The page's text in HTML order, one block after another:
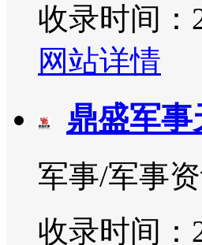
收录时间：
网站详情
鼎盛军
军事/军事
收录时间：